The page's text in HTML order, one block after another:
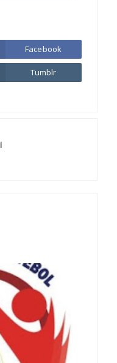
Facebook
Tumblr